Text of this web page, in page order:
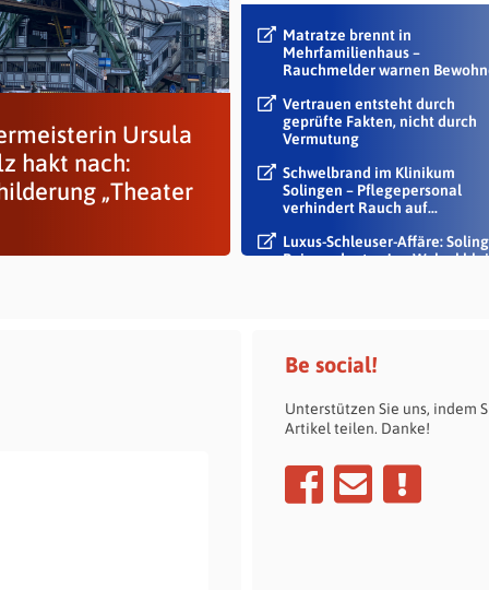
Ursula
hakt nach:
„Theater
Matratze brennt in
Mehrfamilienhaus –
Rauchmelder warnen
Vertrauen entsteht durch
geprüfte Fakten, nicht durch
Vermutung
Schwelbrand im Klinikum
Solingen – Pflegepersonal
verhindert Rauch auf...
Luxus-Schleuser-Affäre:
Beigeordneter Jan Welzel
Be social!
Unterstützen Sie uns, indem
Artikel teilen. Danke!